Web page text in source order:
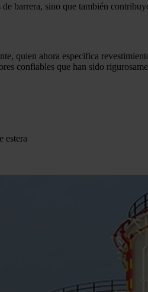
barrera, sino que también
quien ahora especifica
confiables que han sido
estera